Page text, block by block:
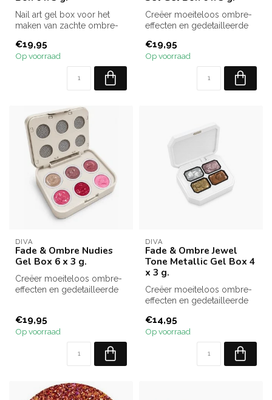
Nail art gel box voor het
maken van zachte ombre-
fijn...
€19,95
Op voorraad
Creëer moeiteloos ombre-
effecten en gedetailleerde
Ombre ...
€19,95
Op voorraad
DIVA
Fade & Ombre Nudies
Gel Box 6 x 3 g.
Creëer moeiteloos ombre-
effecten en gedetailleerde
€19,95
Op voorraad
DIVA
Fade & Ombre Jewel
Tone Metallic Gel Box 4
x 3 g.
Creëer moeiteloos ombre-
effecten en gedetailleerde
Ombre ...
€14,95
Op voorraad